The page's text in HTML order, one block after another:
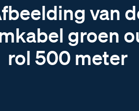
van
groen
rol 500 meter